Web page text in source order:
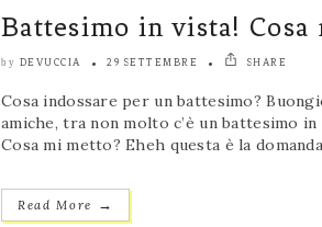
Battesimo in vista! Cosa
by DEVUCCIA 29 SETTEMBRE SHARE
Cosa indossare per un battesimo?
amiche, tra non molto c’è un battesimo in
Cosa mi metto? Eheh questa è la
Read More →